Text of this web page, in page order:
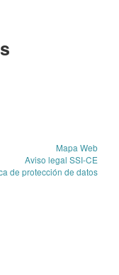
Mapa Web
Aviso legal SSI-CE
de protección de datos